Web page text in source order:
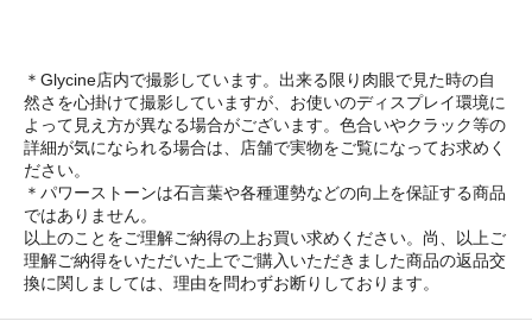
＊Glycine店内で撮影しています。出来る限り肉眼で見た時の自
然さを心掛けて撮影していますが、お使いのディスプレイ環境に
よって見え方が異なる場合がございます。色合いやクラック等の
詳細が気になられる場合は、店舗で実物をご覧になってお求めく
ださい。
＊パワーストーンは石言葉や各種運勢などの向上を保証する商品
ではありません。
以上のことをご理解ご納得の上お買い求めください。尚、以上ご
理解ご納得をいただいた上でご購入いただきました商品の返品交
換に関しましては、理由を問わずお断りしております。